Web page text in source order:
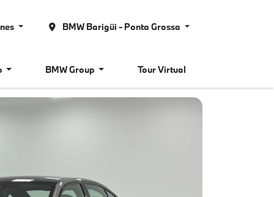
BMW Barigüi - Ponta Grossa
BMW Group Tour Virtual